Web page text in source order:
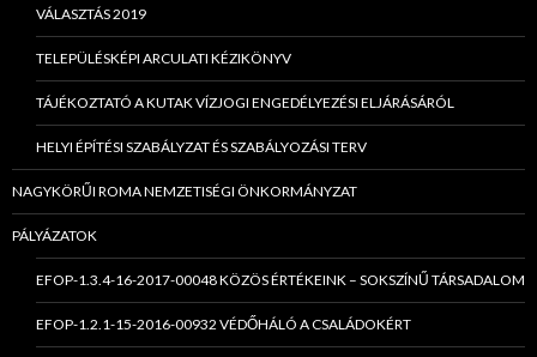
VÁLASZTÁS 2019
TELEPÜLÉSKÉPI ARCULATI KÉZIKÖNYV
TÁJÉKOZTATÓ A KUTAK VÍZJOGI ENGEDÉLYEZÉSI ELJÁRÁSÁRÓL
HELYI ÉPÍTÉSI SZABÁLYZAT ÉS SZABÁLYOZÁSI TERV
NAGYKÖRŰI ROMA NEMZETISÉGI ÖNKORMÁNYZAT
PÁLYÁZATOK
EFOP-1.3.4-16-2017-00048 KÖZÖS ÉRTÉKEINK – SOKSZÍNŰ TÁRSADALOM
EFOP-1.2.1-15-2016-00932 VÉDŐHÁLÓ A CSALÁDOKÉRT